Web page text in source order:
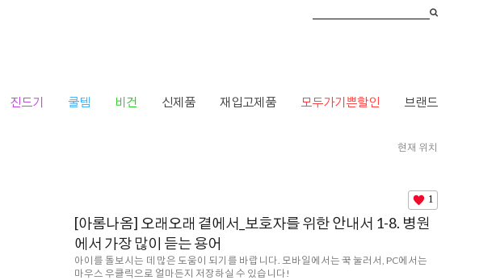
진드기 쿨템 비건 신제품 재입고제품 모두가기쁜할인 브랜드
현재 위치
1
[아롬나옴] 오래오래 곁에서_보호자를 위한 안내서 1-8. 병원
에서 가장 많이 듣는 용어
아이를 돌보시는 데 많은 도움이 되기를 바랍니다. 모바일에서는 꾹 눌러서, PC에서는
마우스 우클릭으로 얼마든지 저장하실 수 있습니다!